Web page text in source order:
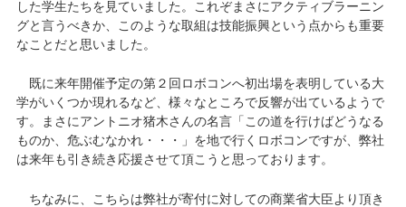
した学生たちを見ていました。これぞまさにアクティブラーニン
グと言うべきか、このような取組は技能振興という点からも重要
なことだと思いました。
既に来年開催予定の第２回ロボコンへ初出場を表明している大
学がいくつか現れるなど、様々なところで反響が出ているようで
す。まさにアントニオ猪木さんの名言「この道を行けばどうなる
ものか、危ぶむなかれ・・・」を地で行くロボコンですが、弊社
は来年も引き続き応援させて頂こうと思っております。
ちなみに、こちらは弊社が寄付に対しての商業省大臣より頂き